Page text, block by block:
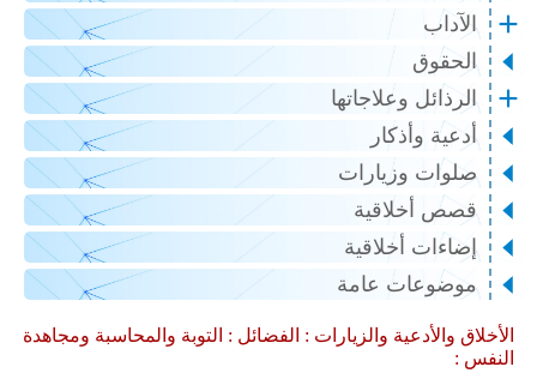
الآداب
الحقوق
الرذائل وعلاجاتها
أدعية وأذكار
صلوات وزيارات
قصص أخلاقية
إضاءات أخلاقية
موضوعات عامة
الأخلاق والأدعية والزيارات : الفضائل : التوبة والمحاسبة ومجاهدة
النفس :